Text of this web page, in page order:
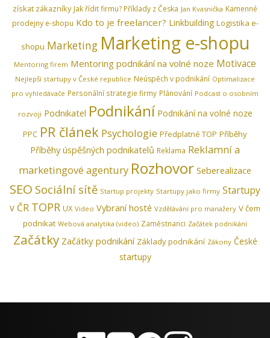
získat zákazníky Jak řídit firmu? Příklady z Česka Jan Kvasnička Kamenné
prodejny e-shopu Kdo to je freelancer? Linkbuilding Logistika e-
shopu Marketing Marketing e-shopu
Mentoring firem Mentoring podnikání na volné noze Motivace
Nejlepší startupy v České republice Neúspěch v podnikání Optimalizace
pro vyhledávače Personální strategie firmy Plánování Podcast o osobním
rozvoji Podnikatel Podnikání Podnikání na volné noze
PPC PR článek Psychologie Předplatné TOP Příběhy
Příběhy úspěšných podnikatelů Reklama Reklamní a
marketingové agentury Rozhovor Seberealizace
SEO Sociální sítě Startup projekty Startupy jako firmy Startupy
v ČR TOPR UX Video Vybraní hosté Vzdělávání pro manažery V čem
podnikat Webová analytika (video) Zaměstnanci Začátek podnikání
Začátky Začátky podnikání Základy podnikání Zákony České
startupy